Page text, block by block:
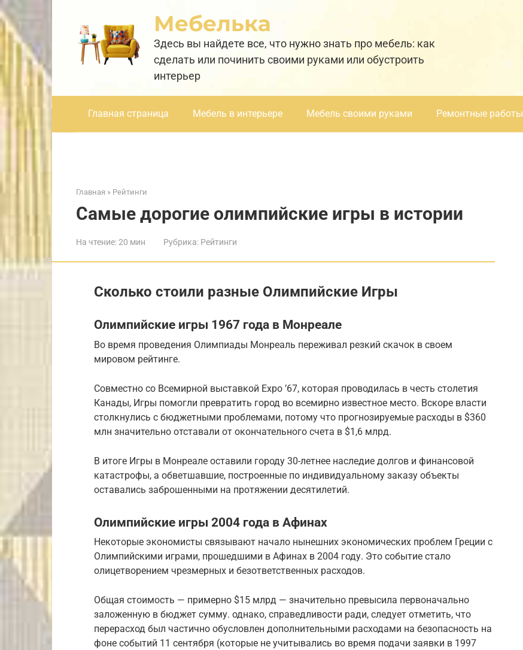
Перейти
к
контенту
Мебелька
Здесь вы найдете все, что нужно знать про мебель: как
сделать или починить своими руками или обустроить
интерьер
Главная страница Мебель в интерьере Мебель своими руками Ремонтные работы
Главная » Рейтинги
Самые дорогие олимпийские игры в истории
На чтение:20 мин Рубрика: Рейтинги
Сколько стоили разные Олимпийские Игры
Олимпийские игры 1967 года в Монреале
Во время проведения Олимпиады Монреаль переживал резкий скачок в своем
мировом рейтинге.
Совместно со Всемирной выставкой Expo ’67, которая проводилась в честь столетия
Канады, Игры помогли превратить город во всемирно известное место. Вскоре власти
столкнулись с бюджетными проблемами, потому что прогнозируемые расходы в $360
млн значительно отставали от окончательного счета в $1,6 млрд.
В итоге Игры в Монреале оставили городу 30-летнее наследие долгов и финансовой
катастрофы, а обветшавшие, построенные по индивидуальному заказу объекты
оставались заброшенными на протяжении десятилетий.
Олимпийские игры 2004 года в Афинах
Некоторые экономисты связывают начало нынешних экономических проблем Греции с
Олимпийскими играми, прошедшими в Афинах в 2004 году. Это событие стало
олицетворением чрезмерных и безответственных расходов.
Общая стоимость — примерно $15 млрд — значительно превысила первоначально
заложенную в бюджет сумму. однако, справедливости ради, следует отметить, что
перерасход был частично обусловлен дополнительными расходами на безопасность на
фоне событий 11 сентября (которые не учитывались во время подачи заявки в 1997